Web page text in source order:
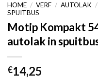
HOME / VERF / AUTOLAK /
SPUITBUS
Motip Kompakt
autolak in
€14,25